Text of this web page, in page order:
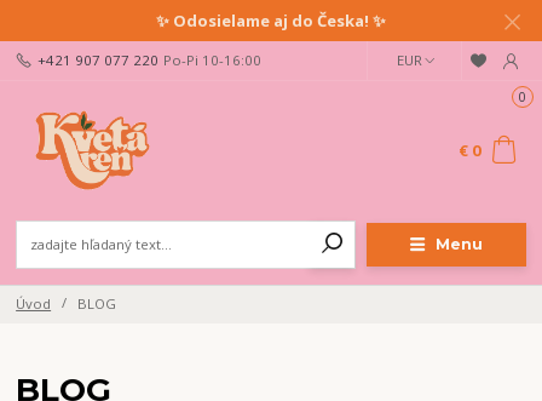
✨ Odosielame aj do Česka! ✨
Menu
EUR
+421 907 077 220 Po-Pi 10-16:00
0
€ 0
Úvod BLOG
BLOG